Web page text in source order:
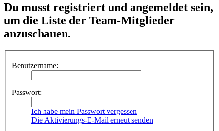
Du musst registriert und angemeldet sein,
um die Liste der Team-Mitglieder
anzuschauen.
Benutzername:
Passwort:
Ich habe mein Passwort vergessen
Die Aktivierungs-E-Mail erneut senden